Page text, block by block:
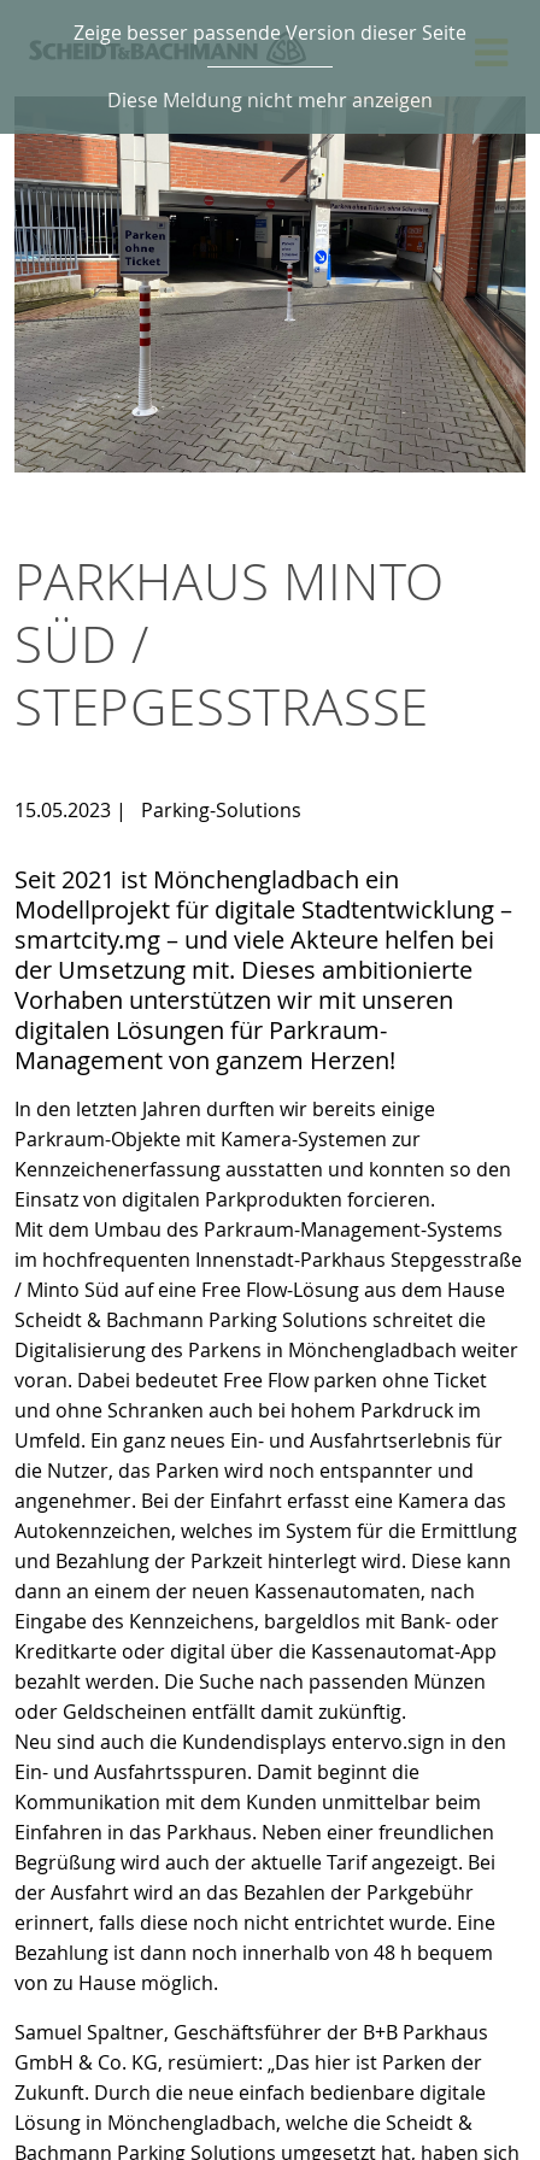
Zeige besser passende Version dieser Seite
Diese Meldung nicht mehr anzeigen
PARKHAUS MINTO
SÜD /
STEPGESSTRASSE
15.05.2023 | Parking-Solutions
Seit 2021 ist Mönchengladbach ein
Modellprojekt für digitale Stadtentwicklung –
smartcity.mg – und viele Akteure helfen bei
der Umsetzung mit. Dieses ambitionierte
Vorhaben unterstützen wir mit unseren
digitalen Lösungen für Parkraum-
Management von ganzem Herzen!
In den letzten Jahren durften wir bereits einige
Parkraum-Objekte mit Kamera-Systemen zur
Kennzeichenerfassung ausstatten und konnten so den
Einsatz von digitalen Parkprodukten forcieren.
Mit dem Umbau des Parkraum-Management-Systems
im hochfrequenten Innenstadt-Parkhaus Stepgesstraße
/ Minto Süd auf eine Free Flow-Lösung aus dem Hause
Scheidt & Bachmann Parking Solutions schreitet die
Digitalisierung des Parkens in Mönchengladbach weiter
voran. Dabei bedeutet Free Flow parken ohne Ticket
und ohne Schranken auch bei hohem Parkdruck im
Umfeld. Ein ganz neues Ein- und Ausfahrtserlebnis für
die Nutzer, das Parken wird noch entspannter und
angenehmer. Bei der Einfahrt erfasst eine Kamera das
Autokennzeichen, welches im System für die Ermittlung
und Bezahlung der Parkzeit hinterlegt wird. Diese kann
dann an einem der neuen Kassenautomaten, nach
Eingabe des Kennzeichens, bargeldlos mit Bank- oder
Kreditkarte oder digital über die Kassenautomat-App
bezahlt werden. Die Suche nach passenden Münzen
oder Geldscheinen entfällt damit zukünftig.
Neu sind auch die Kundendisplays entervo.sign in den
Ein- und Ausfahrtsspuren. Damit beginnt die
Kommunikation mit dem Kunden unmittelbar beim
Einfahren in das Parkhaus. Neben einer freundlichen
Begrüßung wird auch der aktuelle Tarif angezeigt. Bei
der Ausfahrt wird an das Bezahlen der Parkgebühr
erinnert, falls diese noch nicht entrichtet wurde. Eine
Bezahlung ist dann noch innerhalb von 48 h bequem
von zu Hause möglich.
Samuel Spaltner, Geschäftsführer der B+B Parkhaus
GmbH & Co. KG, resümiert: „Das hier ist Parken der
Zukunft. Durch die neue einfach bedienbare digitale
Lösung in Mönchengladbach, welche die Scheidt &
Bachmann Parking Solutions umgesetzt hat, haben sich